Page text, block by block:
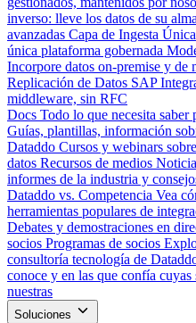
inverso: lleve los datos de su
avanzadas Capa de Ingesta Única
única plataforma gobernada
Incorpore datos on-premise y de
Replicación de Datos SAP
middleware, sin RFC
Docs Todo lo que necesita saber
Guías, plantillas, información
Dataddo Cursos y webinars
datos Recursos de medios
informes de la industria y
Dataddo vs. Competencia Vea
herramientas populares de
Debates y demostraciones en
socios Programas de socios
consultoría tecnología de
conoce y en las que confía
nuestras
Soluciones